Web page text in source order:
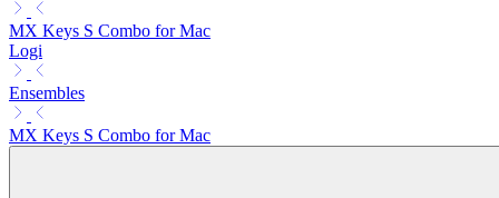
MX Keys S Combo for Mac
Logi
Ensembles
MX Keys S Combo for Mac